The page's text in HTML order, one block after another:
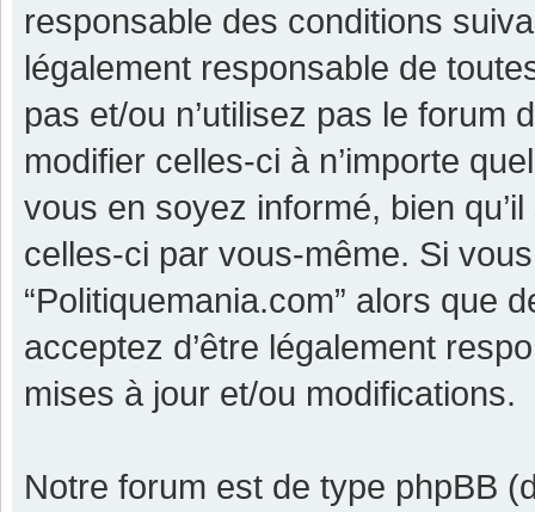
responsable des conditions
légalement responsable de
pas et/ou n’utilisez pas le forum
modifier celles-ci à n’importe
vous en soyez informé, bien
celles-ci par vous-même. Si
“Politiquemania.com” alors que
acceptez d’être légalement
mises à jour et/ou modifications.
Notre forum est de type phpBB